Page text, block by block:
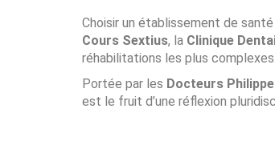
Choisir un établissement de
Cours Sextius, la Clinique
réhabilitations les plus complexes.
Portée par les Docteurs
est le fruit d’une réflexion